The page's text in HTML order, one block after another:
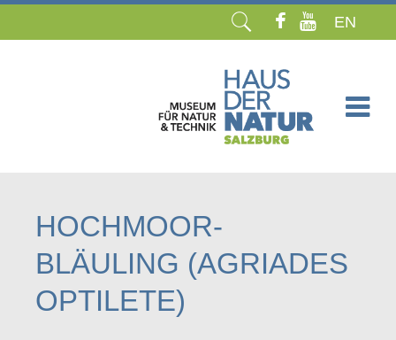
EN
HOCHMOOR-
BLÄULING (AGRIADES
OPTILETE)